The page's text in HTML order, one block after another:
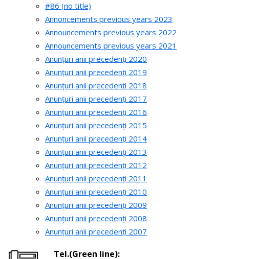
#86 (no title)
Annoncements previous years 2023
Announcements previous years 2022
Announcements previous years 2021
Anunțuri anii precedenți 2020
Anunțuri anii precedenți 2019
Anunțuri anii precedenți 2018
Anunțuri anii precedenți 2017
Anunțuri anii precedenți 2016
Anunțuri anii precedenți 2015
Anunțuri anii precedenți 2014
Anunțuri anii precedenți 2013
Anunțuri anii precedenți 2012
Anunțuri anii precedenți 2011
Anunțuri anii precedenți 2010
Anunțuri anii precedenți 2009
Anunțuri anii precedenți 2008
Anunțuri anii precedenți 2007
Tel.(Green line):